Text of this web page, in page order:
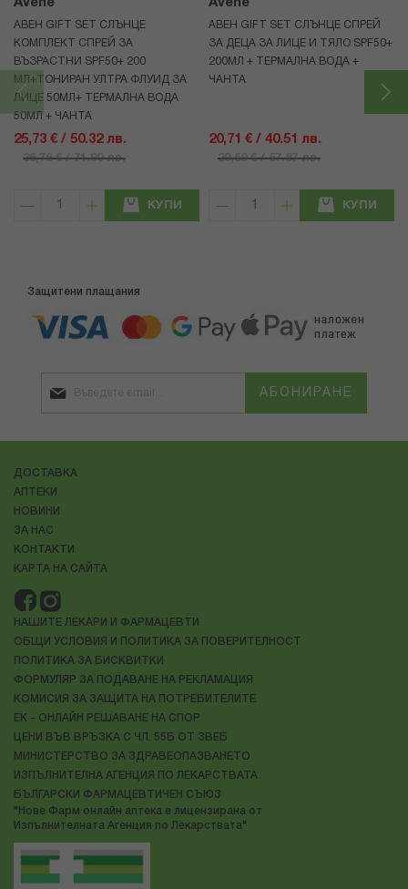
Avene
АВЕН GIFT SET СЛЪНЦЕ
КОМПЛЕКТ СПРЕЙ ЗА
ВЪЗРАСТНИ SPF50+ 200
МЛ+ТОНИРАН УЛТРА ФЛУИД ЗА
ЛИЦЕ 50МЛ+ ТЕРМАЛНА ВОДА
50МЛ + ЧАНТА
25,73 € / 50.32 лв.
36,76 € / 71.90 лв.
КУПИ
Avene
АВЕН GIFT SET СЛЪНЦЕ СПРЕЙ
ЗА ДЕЦА ЗА ЛИЦЕ И ТЯЛО SPF50+
200МЛ + ТЕРМАЛНА ВОДА +
ЧАНТА
20,71 € / 40.51 лв.
29,59 € / 57.87 лв.
КУПИ
Защитени плащания
АБОНИРАНЕ
ДОСТАВКА
АПТЕКИ
НОВИНИ
ЗА НАС
КОНТАКТИ
КАРТА НА САЙТА
НАШИТЕ ЛЕКАРИ И ФАРМАЦЕВТИ
ОБЩИ УСЛОВИЯ И ПОЛИТИКА ЗА ПОВЕРИТЕЛНОСТ
ПОЛИТИКА ЗА БИСКВИТКИ
ФОРМУЛЯР ЗА ПОДАВАНЕ НА РЕКЛАМАЦИЯ
КОМИСИЯ ЗА ЗАЩИТА НА ПОТРЕБИТЕЛИТЕ
ЕК - ОНЛАЙН РЕШАВАНЕ НА СПОР
ЦЕНИ ВЪВ ВРЪЗКА С ЧЛ. 55Б ОТ ЗВЕБ
МИНИСТЕРСТВО ЗА ЗДРАВЕОПАЗВАНЕТО
ИЗПЪЛНИТЕЛНА АГЕНЦИЯ ПО ЛЕКАРСТВАТА
БЪЛГАРСКИ ФАРМАЦЕВТИЧЕН СЪЮЗ
"Нове Фарм онлайн аптека е лицензирана от
Изпълнителната Агенция по Лекарствата"